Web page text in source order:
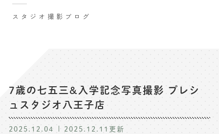
お宮参り写真撮影
ハーフバースデー撮影
卒業袴･卒業写真撮影
入園入学･卒園卒業記念撮影
ハーフ成人式･10歳の祝い記念撮影
記念撮影コラム
よくある質問
スタジオ撮影ブログ
7歳の七五三&入学記念写真撮影 プレシ
ュスタジオ八王子店
2025.12.04 2025.12.11 更新